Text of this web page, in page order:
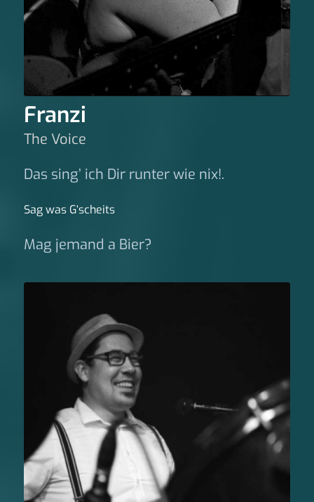
Franzi
The Voice
Das sing’ ich Dir runter wie nix!.
Sag was G‘scheits
Mag jemand a Bier?